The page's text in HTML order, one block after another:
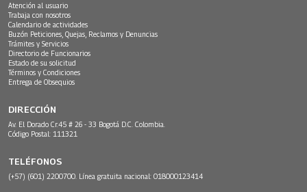
Atención al usuario
Trabaja con nosotros
Calendario de actividades
Buzón Peticiones, Quejas, Reclamos y Denuncias
Trámites y Servicios
Directorio de Funcionarios
Estado de su solicitud
Términos y Condiciones
Entrega de Obsequios
DIRECCIÓN
Av. El Dorado Cr.45 # 26 - 33 Bogotá D.C. Colombia.
Código Postal: 111321
TELÉFONOS
(+57) (601) 2200700. Línea gratuita nacional: 018000123414